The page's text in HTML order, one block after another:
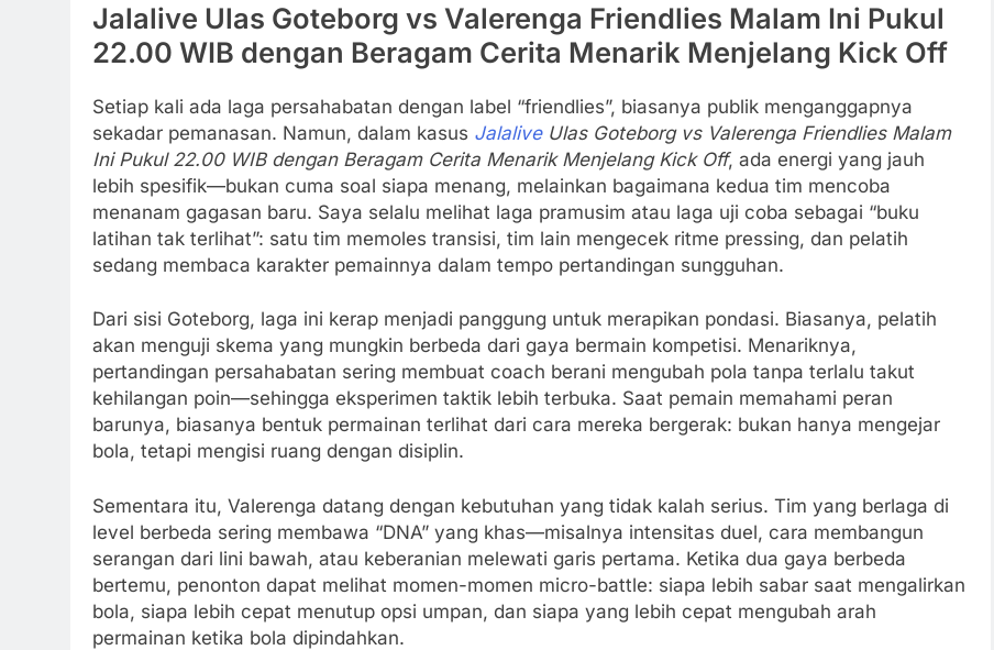
Jalalive Ulas Goteborg vs Valerenga Friendlies Malam Ini Pukul
22.00 WIB dengan Beragam Cerita Menarik Menjelang Kick Off
Setiap kali ada laga persahabatan dengan label “friendlies”, biasanya publik menganggapnya
sekadar pemanasan. Namun, dalam kasus Jalalive Ulas Goteborg vs Valerenga Friendlies Malam
Ini Pukul 22.00 WIB dengan Beragam Cerita Menarik Menjelang Kick Off, ada energi yang jauh
lebih spesifik—bukan cuma soal siapa menang, melainkan bagaimana kedua tim mencoba
menanam gagasan baru. Saya selalu melihat laga pramusim atau laga uji coba sebagai “buku
latihan tak terlihat”: satu tim memoles transisi, tim lain mengecek ritme pressing, dan pelatih
sedang membaca karakter pemainnya dalam tempo pertandingan sungguhan.
Dari sisi Goteborg, laga ini kerap menjadi panggung untuk merapikan pondasi. Biasanya, pelatih
akan menguji skema yang mungkin berbeda dari gaya bermain kompetisi. Menariknya,
pertandingan persahabatan sering membuat coach berani mengubah pola tanpa terlalu takut
kehilangan poin—sehingga eksperimen taktik lebih terbuka. Saat pemain memahami peran
barunya, biasanya bentuk permainan terlihat dari cara mereka bergerak: bukan hanya mengejar
bola, tetapi mengisi ruang dengan disiplin.
Sementara itu, Valerenga datang dengan kebutuhan yang tidak kalah serius. Tim yang berlaga di
level berbeda sering membawa “DNA” yang khas—misalnya intensitas duel, cara membangun
serangan dari lini bawah, atau keberanian melewati garis pertama. Ketika dua gaya berbeda
bertemu, penonton dapat melihat momen-momen micro-battle: siapa lebih sabar saat mengalirkan
bola, siapa lebih cepat menutup opsi umpan, dan siapa yang lebih cepat mengubah arah
permainan ketika bola dipindahkan.